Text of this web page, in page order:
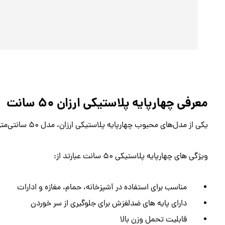
معرفی چهارپایه پلاستیکی ارزان ۵۰ سانت
یکی از مدل‌های محبوب چهارپایه پلاستیکی ارزان، مدل ۵۰ سانتی‌متری است که به دلیل ارتفاع متوسط، استفاده‌های متنوعی دارد.
ویژگی های چهارپایه پلاستیکی ۵۰ سانت عبارتد از:
مناسب برای استفاده در آشپزخانه، حمام، مغازه و ادارات
دارای پایه های ضدلغزش برای جلوگیری از سر خوردن
قابلیت تحمل وزن بالا